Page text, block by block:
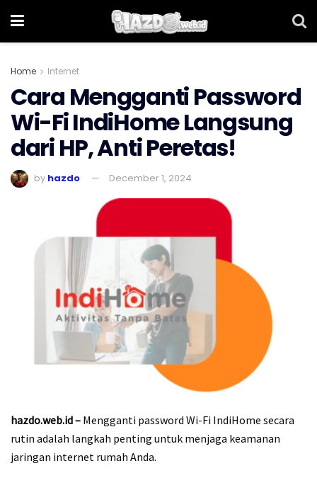
Home Internet
Cara Mengganti Password
Wi-Fi IndiHome Langsung
dari HP, Anti Peretas!
by hazdo December 1, 2024
hazdo.web.id – Mengganti password Wi-Fi IndiHome secara
rutin adalah langkah penting untuk menjaga keamanan
jaringan internet rumah Anda.